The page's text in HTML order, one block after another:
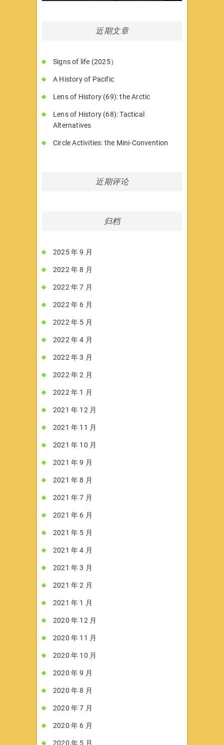
近期文章
Signs of life (2025）
A History of Pacific
Lens of History (69): the Arctic
Lens of History (68): Tactical
Alternatives
Circle Activities: the Mini-Convention
近期评论
归档
2025 年 9 月
2022 年 8 月
2022 年 7 月
2022 年 6 月
2022 年 5 月
2022 年 4 月
2022 年 3 月
2022 年 2 月
2022 年 1 月
2021 年 12 月
2021 年 11 月
2021 年 10 月
2021 年 9 月
2021 年 8 月
2021 年 7 月
2021 年 6 月
2021 年 5 月
2021 年 4 月
2021 年 3 月
2021 年 2 月
2021 年 1 月
2020 年 12 月
2020 年 11 月
2020 年 10 月
2020 年 9 月
2020 年 8 月
2020 年 7 月
2020 年 6 月
2020 年 5 月